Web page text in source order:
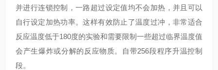
并进行连锁控制，一路超过设定值均不会加热，并且可以
自行设定加热功率。这样有效防止了温度过冲，非常适合
反应温度低于180度的实验和需要限制一些超过临界温度值
会产生爆炸或分解的反应物质。自带256段程序升温控制
段。